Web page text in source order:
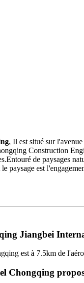
, Il est situé sur
Construction
de paysages
paysage est
Jiangbei
est à 7.5km de
Chongqing